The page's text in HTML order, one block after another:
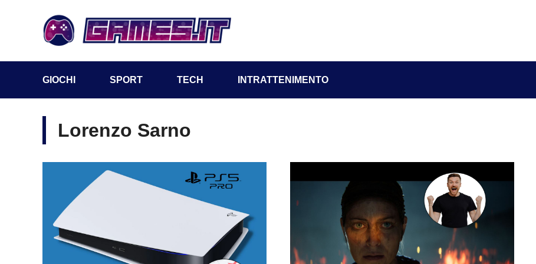
GIOCHI SPORT TECH INTRATTENIMENTO
Lorenzo Sarno